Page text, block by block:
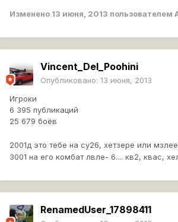
Изменено 13 июня, 2013 пользователем
Vincent_Del_Poohini
Опубликовано: 13 июня, 2013
Игроки
6 395 публикаций
25 679 боёв
2001д это тебе на су26, хетзере или
3001 на его комбат лвле- 6.... кв2, квас,
RenamedUser_17898411